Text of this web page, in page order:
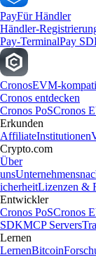
PayFür Händler
Händler-
Pay-TerminalPay
CronosEVM-
Cronos entdecken
Cronos PoSCronos
Erkunden
AffiliateInstitutionen
Crypto.com
Über
uns
icherheitLizenzen &
Entwickler
Cronos PoSCronos
SDKMCP Servers
Lernen
LernenBitcoin